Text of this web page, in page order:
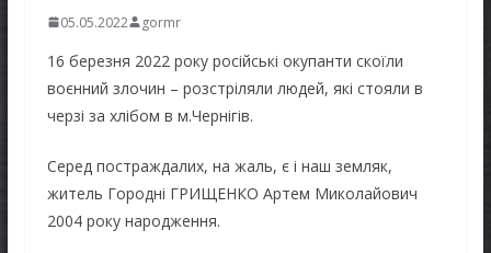
05.05.2022 gormr
16 березня 2022 року російські окупанти скоїли
воєнний злочин – розстріляли людей, які стояли в
черзі за хлібом в м.Чернігів.
Серед постраждалих, на жаль, є і наш земляк,
житель Городні ГРИЩЕНКО Артем Миколайович
2004 року народження.